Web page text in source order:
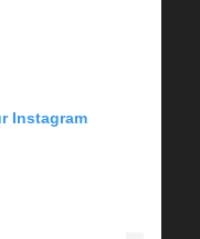
Instagram